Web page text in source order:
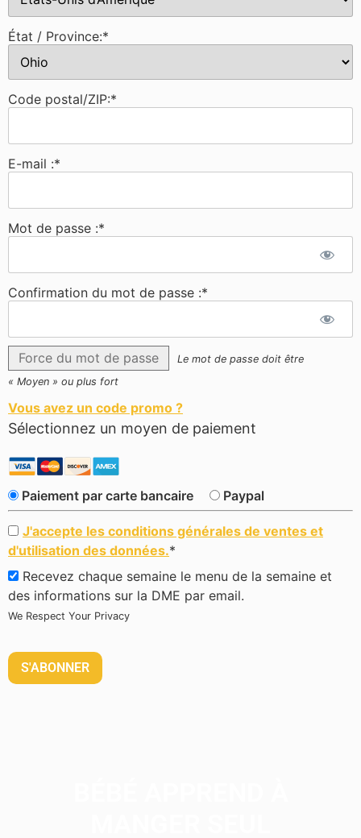
État / Province:*
Code postal/ZIP:*
E-mail :*
Mot de passe :*
Confirmation du mot de passe :*
Force du mot de passe
Le mot de passe doit être
« Moyen » ou plus fort
Vous avez un code promo ?
Sélectionnez un moyen de paiement
Paiement par carte bancaire Paypal
J'accepte les conditions générales de ventes et
d'utilisation des données.*
Recevez chaque semaine le menu de la semaine et
des informations sur la DME par email.
We Respect Your Privacy
Aucune valeur